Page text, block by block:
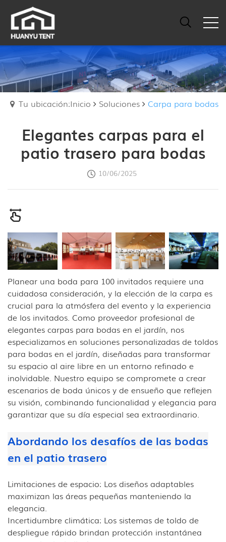
Tu ubicación:Inicio Soluciones Carpa para bodas
Elegantes carpas para el
patio trasero para bodas
10/06/2025
Planear una boda para 100 invitados requiere una
cuidadosa consideración, y la elección de la carpa es
crucial para la atmósfera del evento y la experiencia
de los invitados. Como proveedor profesional de
elegantes carpas para bodas en el jardín, nos
especializamos en soluciones personalizadas de toldos
para bodas en el jardín, diseñadas para transformar
su espacio al aire libre en un entorno refinado e
inolvidable. Nuestro equipo se compromete a crear
escenarios de boda únicos y de ensueño que reflejen
su visión, combinando funcionalidad y elegancia para
garantizar que su día especial sea extraordinario.
Abordando los desafíos de las bodas
en el patio trasero
Limitaciones de espacio: Los diseños adaptables
maximizan las áreas pequeñas manteniendo la
elegancia.
Incertidumbre climática: Los sistemas de toldo de
despliegue rápido brindan protección instantánea